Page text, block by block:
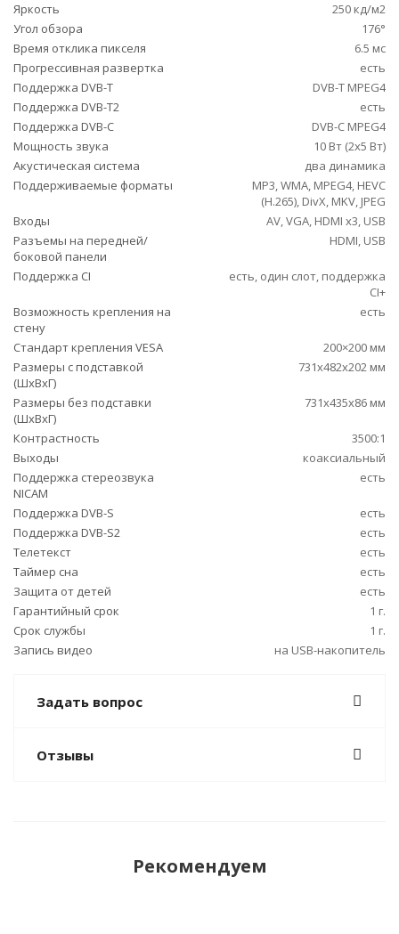
Яркость
250 кд/м2
Угол обзора
176°
Время отклика пикселя
6.5 мс
Прогрессивная развертка
есть
Поддержка DVB-T
DVB-T MPEG4
Поддержка DVB-T2
есть
Поддержка DVB-C
DVB-C MPEG4
Мощность звука
10 Вт (2х5 Вт)
Акустическая система
два динамика
Поддерживаемые форматы
MP3, WMA, MPEG4, HEVC
(H.265), DivX, MKV, JPEG
Входы
AV, VGA, HDMI x3, USB
Разъемы на передней/
боковой панели
HDMI, USB
Поддержка CI
есть, один слот, поддержка
CI+
Возможность крепления на
стену
есть
Стандарт крепления VESA
200×200 мм
Размеры с подставкой
(ШxВxГ)
731x482x202 мм
Размеры без подставки
(ШxВxГ)
731x435x86 мм
Контрастность
3500:1
Выходы
коаксиальный
Поддержка стереозвука
NICAM
есть
Поддержка DVB-S
есть
Поддержка DVB-S2
есть
Телетекст
есть
Таймер сна
есть
Защита от детей
есть
Гарантийный срок
1 г.
Срок службы
1 г.
Запись видео
на USB-накопитель
Задать вопрос
Отзывы
Рекомендуем